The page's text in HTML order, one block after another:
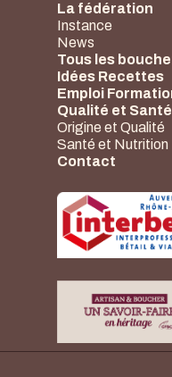
La fédération
Instance
News
Tous les
Idées Recettes
Emploi
Qualité et Santé
Origine et Qualité
Santé et Nutrition
Contact